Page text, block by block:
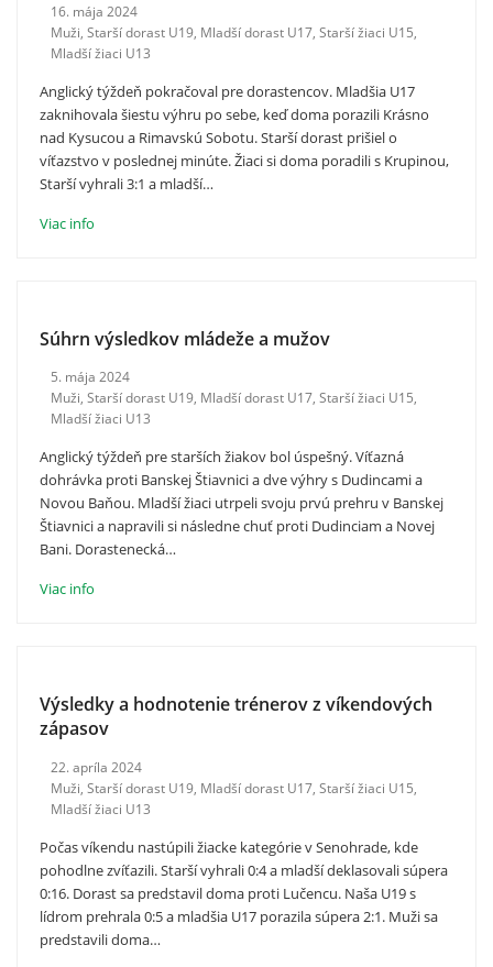
16. mája 2024
Muži, Starší dorast U19, Mladší dorast U17, Starší žiaci U15,
Mladší žiaci U13
Anglický týždeň pokračoval pre dorastencov. Mladšia U17
zaknihovala šiestu výhru po sebe, keď doma porazili Krásno
nad Kysucou a Rimavskú Sobotu. Starší dorast prišiel o
víťazstvo v poslednej minúte. Žiaci si doma poradili s Krupinou,
Starší vyhrali 3:1 a mladší…
Viac info
Súhrn výsledkov mládeže a mužov
5. mája 2024
Muži, Starší dorast U19, Mladší dorast U17, Starší žiaci U15,
Mladší žiaci U13
Anglický týždeň pre starších žiakov bol úspešný. Víťazná
dohrávka proti Banskej Štiavnici a dve výhry s Dudincami a
Novou Baňou. Mladší žiaci utrpeli svoju prvú prehru v Banskej
Štiavnici a napravili si následne chuť proti Dudinciam a Novej
Bani. Dorastenecká…
Viac info
Výsledky a hodnotenie trénerov z víkendových
zápasov
22. apríla 2024
Muži, Starší dorast U19, Mladší dorast U17, Starší žiaci U15,
Mladší žiaci U13
Počas víkendu nastúpili žiacke kategórie v Senohrade, kde
pohodlne zvíťazili. Starší vyhrali 0:4 a mladší deklasovali súpera
0:16. Dorast sa predstavil doma proti Lučencu. Naša U19 s
lídrom prehrala 0:5 a mladšia U17 porazila súpera 2:1. Muži sa
predstavili doma…